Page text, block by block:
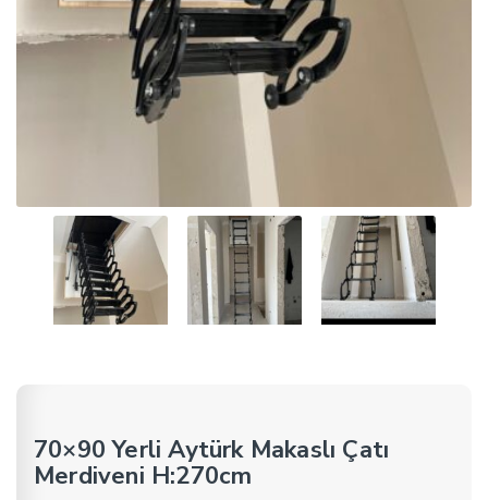
70×90 Yerli Aytürk Makaslı Çatı
Merdiveni H:270cm